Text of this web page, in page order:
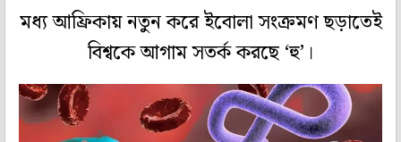
মধ্য আফ্রিকায় নতুন করে ইবোলা সংক্রমণ ছড়াতেই
বিশ্বকে আগাম সতর্ক করছে ‘হু’।